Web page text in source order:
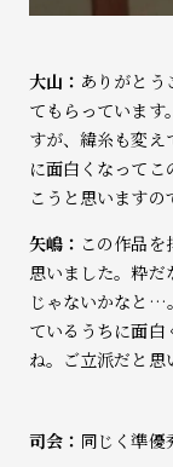
大山： ありがとう
てもらっています
すが、緯糸も変え
に面白くなって
こうと思いますの
矢嶋： この作品
思いました。粋
じゃないかなと…
ているうちに面
ね。ご立派だと思
司会： 同じく準優